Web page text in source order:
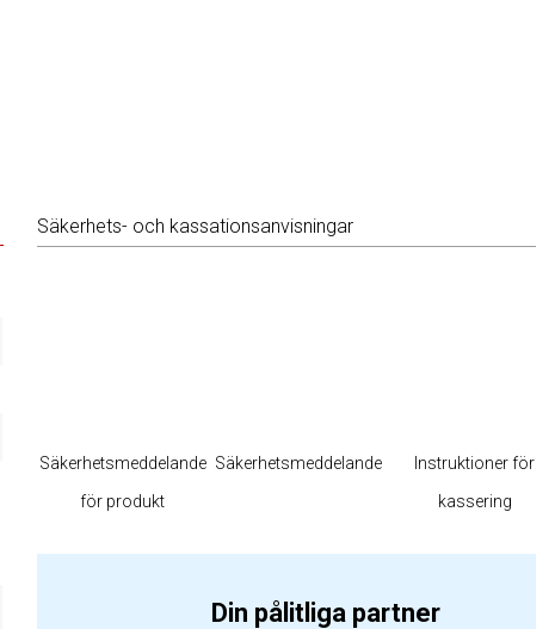
Säkerhets- och kassationsanvisningar
Säkerhetsmeddelande
för produkt
Säkerhetsmeddelande
Instruktioner för
kassering
Din pålitliga partner